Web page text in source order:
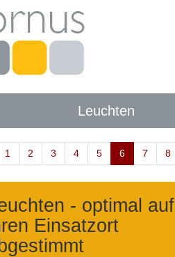
Leuchten
1 2 3 4 5 6 7 8
- optimal auf
Einsatzort